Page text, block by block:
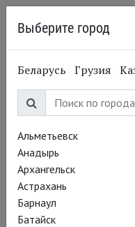
15.08.2014 Театр
Летний
августа
Выберите город
Беларусь Грузия
Альметьевск
Анадырь
Архангельск
Астрахань
Барнаул
Батайск